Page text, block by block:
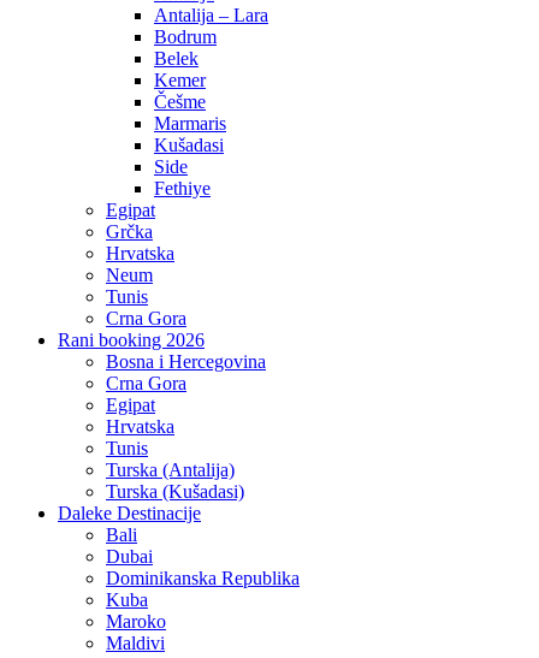
Antalija – Lara
Bodrum
Belek
Kemer
Češme
Marmaris
Kušadasi
Side
Fethiye
Egipat
Grčka
Hrvatska
Neum
Tunis
Crna Gora
Rani booking 2026
Bosna i Hercegovina
Crna Gora
Egipat
Hrvatska
Tunis
Turska (Antalija)
Turska (Kušadasi)
Daleke Destinacije
Bali
Dubai
Dominikanska Republika
Kuba
Maroko
Maldivi